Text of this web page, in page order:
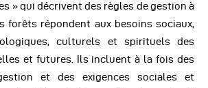
» qui décrivent des règles de gestion à
forêts répondent aux besoins sociaux,
culturels et spirituels des
et futures. Ils incluent à la fois des
et des exigences sociales et